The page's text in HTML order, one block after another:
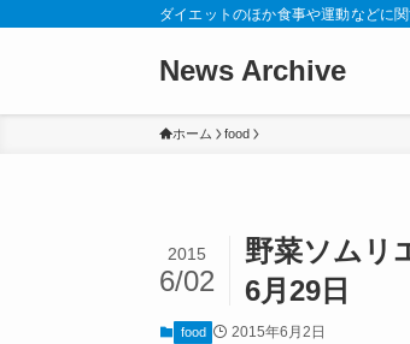
ダイエットのほか食事や運動などに
News Archive
ホーム food
野菜ソムリ
6月29日
2015
6/02
food 2015年6月2日